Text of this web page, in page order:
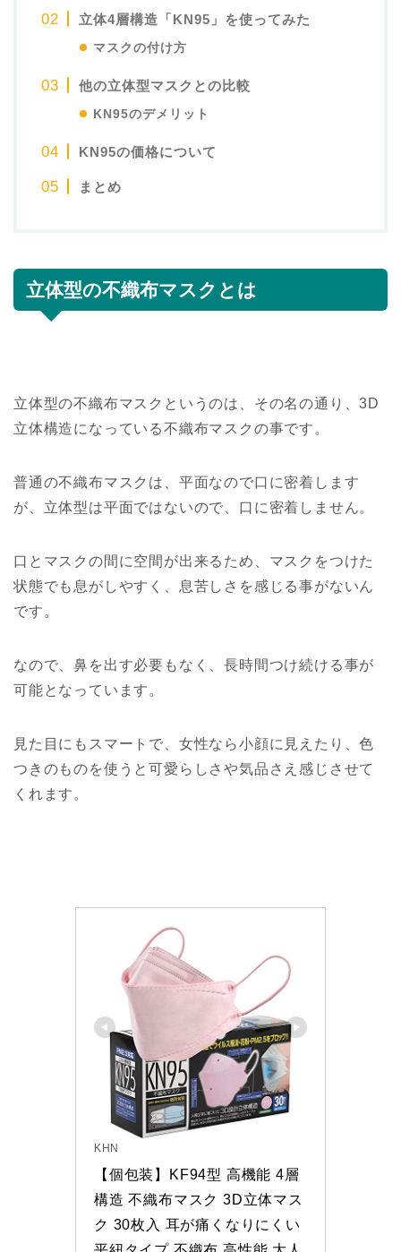
立体4層構造「KN95」を使ってみた
マスクの付け方
他の立体型マスクとの比較
KN95のデメリット
KN95の価格について
まとめ
立体型の不織布マスクとは
立体型の不織布マスクというのは、その名の通り、3D
立体構造になっている不織布マスクの事です。
普通の不織布マスクは、平面なので口に密着します
が、立体型は平面ではないので、口に密着しません。
口とマスクの間に空間が出来るため、マスクをつけた
状態でも息がしやすく、息苦しさを感じる事がないん
です。
なので、鼻を出す必要もなく、長時間つけ続ける事が
可能となっています。
見た目にもスマートで、女性なら小顔に見えたり、色
つきのものを使うと可愛らしさや気品さえ感じさせて
くれます。
KHN
【個包装】KF94型 高機能 4層
構造 不織布マスク 3D立体マス
ク 30枚入 耳が痛くなりにくい